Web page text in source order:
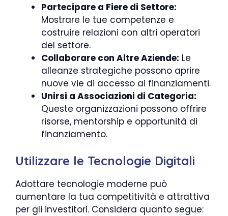
Partecipare a Fiere di Settore:
Mostrare le tue competenze e
costruire relazioni con altri operatori
del settore.
Collaborare con Altre Aziende: Le
alleanze strategiche possono aprire
nuove vie di accesso ai finanziamenti.
Unirsi a Associazioni di Categoria:
Queste organizzazioni possono offrire
risorse, mentorship e opportunità di
finanziamento.
Utilizzare le Tecnologie Digitali
Adottare tecnologie moderne può
aumentare la tua competitività e attrattiva
per gli investitori. Considera quanto segue: